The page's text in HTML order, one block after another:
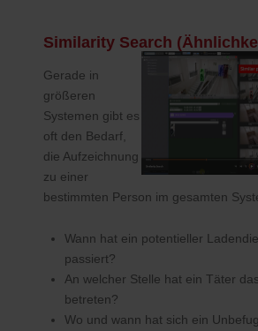
Similarity Search
Gerade in
größeren
Systemen gibt es
oft den Bedarf,
die Aufzeichnung
zu einer
bestimmten Person im gesamten
Wann hat ein potentieller
passiert?
An welcher Stelle hat ein Täter
betreten?
Wo und wann hat sich ein